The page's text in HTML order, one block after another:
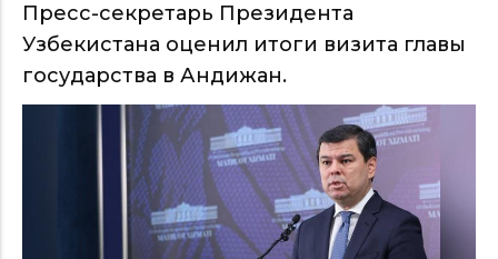
Пресс-секретарь Президента
Узбекистана оценил итоги визита главы
государства в Андижан.